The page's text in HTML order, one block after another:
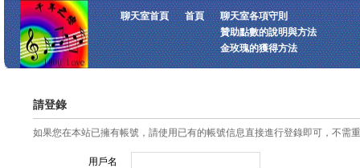
聊天室首頁 首頁
聊天室各項守則
贊助點數的說明與方法
金玫瑰的獲得方法
請登錄
如果您在本站已擁有帳號，請使用已有的帳號信息直接進行登錄即可，不需
用戶名